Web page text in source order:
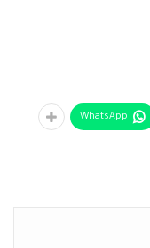
WhatsApp